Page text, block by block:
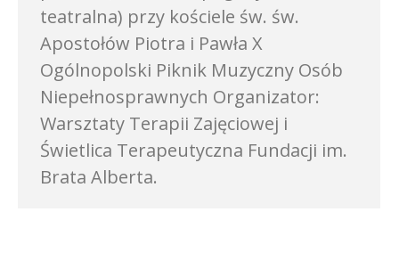
teatralna) przy kościele św. św.
Apostołów Piotra i Pawła X
Ogólnopolski Piknik Muzyczny Osób
Niepełnosprawnych Organizator:
Warsztaty Terapii Zajęciowej i
Świetlica Terapeutyczna Fundacji im.
Brata Alberta.